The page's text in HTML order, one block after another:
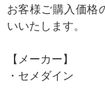
お客様ご購入価格
いいたします。
【メーカー】
・セメダイン